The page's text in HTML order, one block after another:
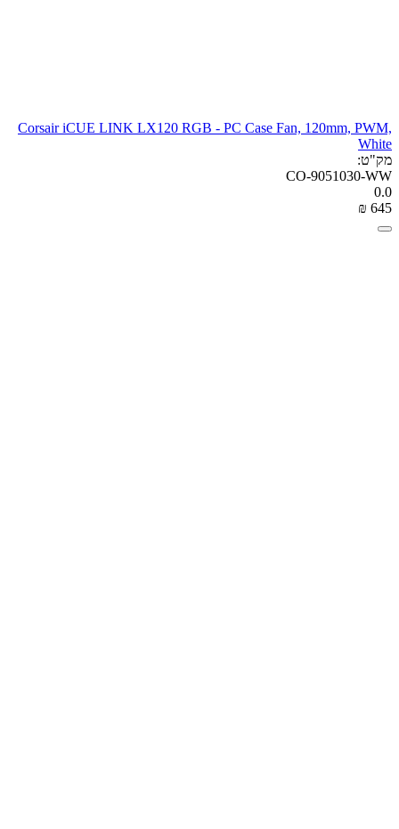
Corsair iCUE LINK LX120 RGB - PC Case Fan, 120mm, PWM,
White
מק"ט:
CO-9051030-WW
0.0
₪ ‍645‍